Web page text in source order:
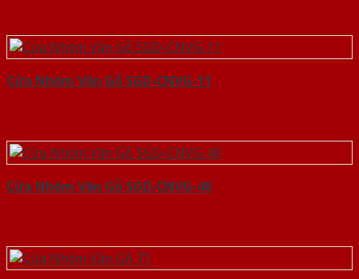
Cửa Nhôm Vân Gỗ SGD-CNVG-11
Cửa Nhôm Vân Gỗ SGD-CNVG-40